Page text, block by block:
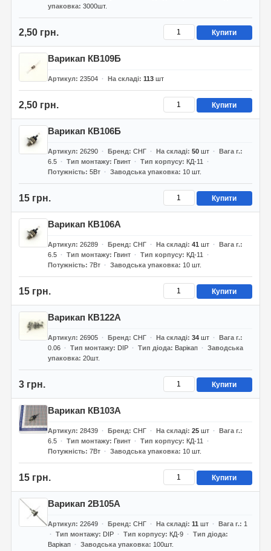
упаковка 3000шт.
2,50 грн. Купити
Варикап КВ109Б
Артикул 23504 На складі 113шт
2,50 грн. Купити
Варикап КВ106Б
Артикул 26290 Бренд СНГ На складі 50шт
Вага г.
6.5
Тип монтажу Гвинт Тип корпусу
КД-11
Потужність 5Вт Заводська упаковка 10 шт.
15 грн. Купити
Варикап КВ106А
Артикул 26289 Бренд СНГ На складі 41 шт
Вага г.
6.5
Тип монтажу Гвинт Тип корпусу
КД-11
Потужність 7Вт Заводська упаковка 10 шт.
15 грн. Купити
Варикап КВ122А
Артикул 26905 Бренд СНГ На складі 34шт
Вага г.
0.06
Тип монтажу DIP Тип діода Варікап
Заводська
упаковка 20шт.
3 грн. Купити
Варикап КВ103А
Артикул 28439 Бренд СНГ На складі 25шт
Вага г.
6.5
Тип монтажу Гвинт Тип корпусу
КД-11
Потужність 7Вт Заводська упаковка 10 шт.
15 грн. Купити
Варикап 2В105А
Артикул 22649 Бренд СНГ На складі 11 шт Вага г.
1
Тип монтажу
DIP Тип корпусу КД-9
Тип діода
Варікап
Заводська упаковка 100шт.